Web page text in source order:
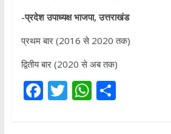
-प्रदेश उपाध्यक्ष भाजपा, उत्तराखंड
प्रथम बार (2016 से 2020 तक)
द्वितीय बार (2020 से अब तक)
F T W S